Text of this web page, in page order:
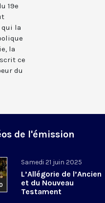
19e
qui la
la
ce
du
de l'émission
Samedi 21 juin 2025
L’Allégorie de l’Ancien
et du Nouveau
Testament